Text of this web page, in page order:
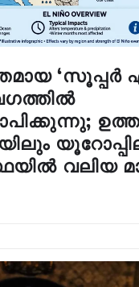
‘സൂപ്പർ
വലിയ